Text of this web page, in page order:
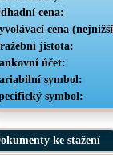
cena:
cena
jistota:
účet:
symbol:
symbol:
ke stažení